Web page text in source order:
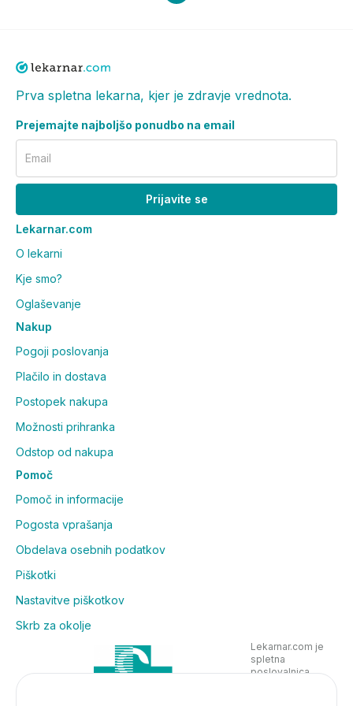
Prva spletna lekarna, kjer je zdravje vrednota.
Prejemajte najboljšo ponudbo na email
Email
Prijavite se
Lekarnar.com
O lekarni
Kje smo?
Oglaševanje
Nakup
Pogoji poslovanja
Plačilo in dostava
Postopek nakupa
Možnosti prihranka
Odstop od nakupa
Pomoč
Pomoč in informacije
Pogosta vprašanja
Obdelava osebnih podatkov
Piškotki
Nastavitve piškotkov
Skrb za okolje
Lekarnar.com je
spletna
poslovalnica